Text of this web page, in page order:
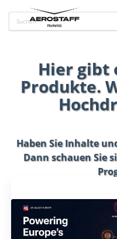
Hier gibt
Produkte.
Haben Sie Inhalte
Dann schauen Sie